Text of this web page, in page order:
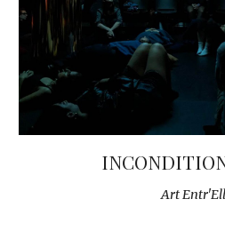
Art